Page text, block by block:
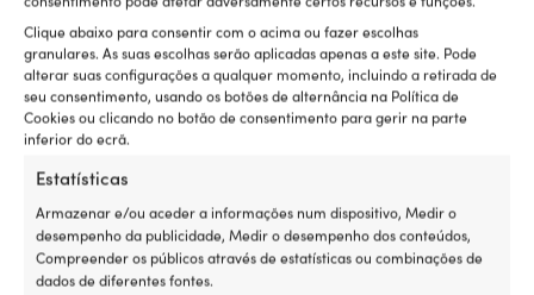
Clique abaixo para consentir com o acima ou fazer escolhas
granulares. As suas escolhas serão aplicadas apenas a este site. Pode
alterar suas configurações a qualquer momento, incluindo a retirada de
seu consentimento, usando os botões de alternância na Política de
Cookies ou clicando no botão de consentimento para gerir na parte
inferior do ecrã.
Estatísticas
Armazenar e/ou aceder a informações num dispositivo, Medir o
desempenho da publicidade, Medir o desempenho dos conteúdos,
Compreender os públicos através de estatísticas ou combinações de
dados de diferentes fontes.
COMPRIMENTO DA CINTA DE AMARRAÇÃO
4 – 6 metros
MODELO
Fixolina
Com olhal
EAN